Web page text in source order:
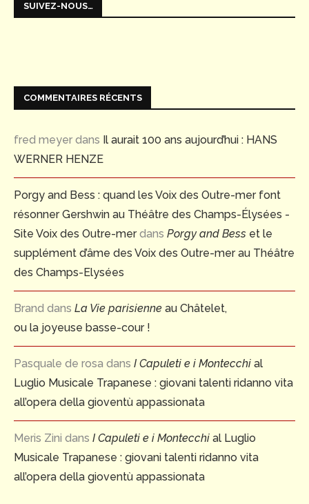
SUIVEZ-NOUS…
COMMENTAIRES RÉCENTS
fred meyer dans Il aurait 100 ans aujourd’hui : HANS
WERNER HENZE
Porgy and Bess : quand les Voix des Outre-mer font
résonner Gershwin au Théâtre des Champs-Élysées -
Site Voix des Outre-merdans Porgy and Bess et le
supplément d’âme des Voix des Outre-mer au Théâtre
des Champs-Elysées
Brand dans La Vie parisienne au Châtelet,
ou la joyeuse basse-cour !
Pasquale de rosa dans I Capuleti e i Montecchi al
Luglio Musicale Trapanese : giovani talenti ridanno vita
all’opera della gioventù appassionata
Meris Zini dans I Capuleti e i Montecchi al Luglio
Musicale Trapanese : giovani talenti ridanno vita
all’opera della gioventù appassionata